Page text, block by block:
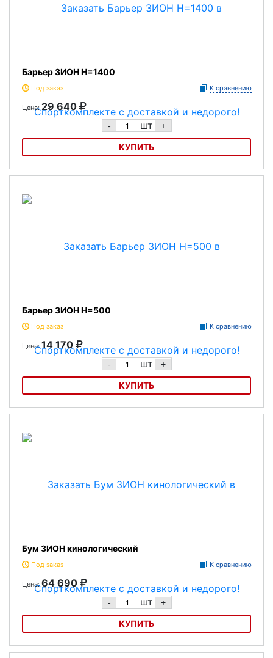
Барьер ЗИОН H=1400
Под заказ К сравнению
Цена:29 640
- шт +
КУПИТЬ
Барьер ЗИОН H=1400
Барьер ЗИОН H=500
Под заказ К сравнению
Цена:14 170
- шт +
КУПИТЬ
Барьер ЗИОН H=500
Бум ЗИОН кинологический
Под заказ К сравнению
Цена:64 690
- шт +
КУПИТЬ
Бум ЗИОН кинологический